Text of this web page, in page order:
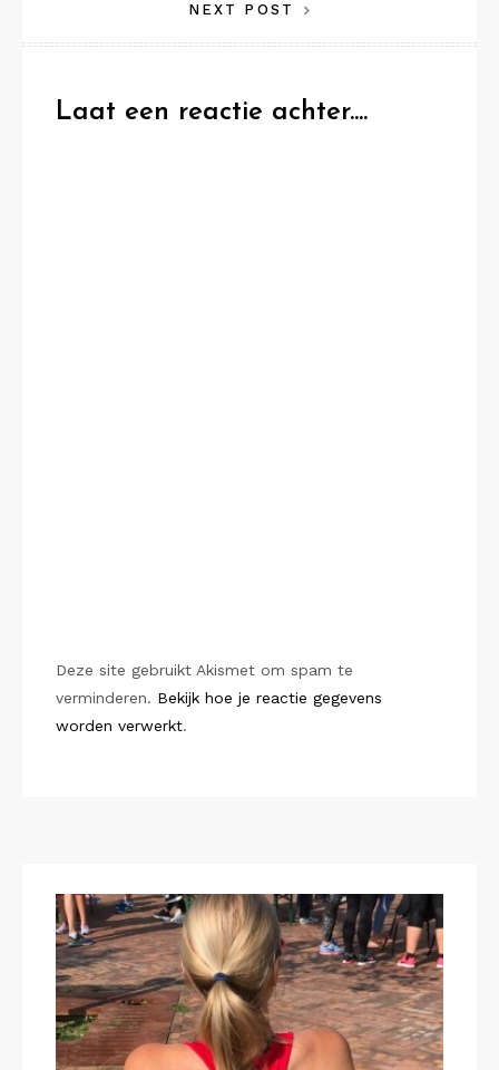
NEXT POST
Laat een reactie achter....
Deze site gebruikt Akismet om spam te
verminderen. Bekijk hoe je reactie gegevens
worden verwerkt.